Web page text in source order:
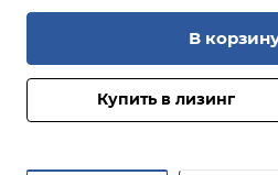
В
Купить в лизинг